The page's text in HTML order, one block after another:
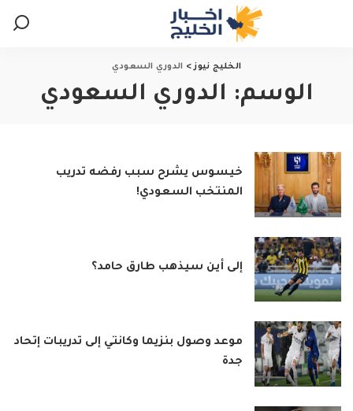
الخليج نيوز> الدوري السعودي
الوسم: الدوري السعودي
خيسوس يشرح سبب رفضه تدريب
المنتخب السعودي!
إلى أين سيذهب طارق حامد؟
موعد وصول بنزيما وكانتي إلى تدريبات إتحاد
جدة